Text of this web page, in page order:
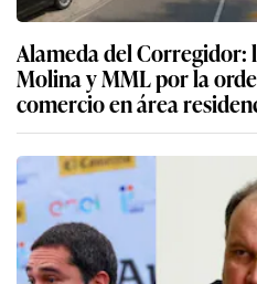
Alameda del Corregidor:
Molina y MML por la
comercio en área